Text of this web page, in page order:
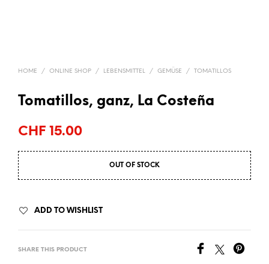
HOME / ONLINE SHOP / LEBENSMITTEL / GEMÜSE / TOMATILLOS
Tomatillos, ganz, La Costeña
CHF 15.00
OUT OF STOCK
ADD TO WISHLIST
SHARE THIS PRODUCT